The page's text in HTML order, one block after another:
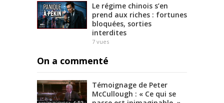
Le régime chinois s’en
prend aux riches : fortunes
bloquées, sorties
interdites
7 vues
On a commenté
Témoignage de Peter
McCullough : « Ce qui se